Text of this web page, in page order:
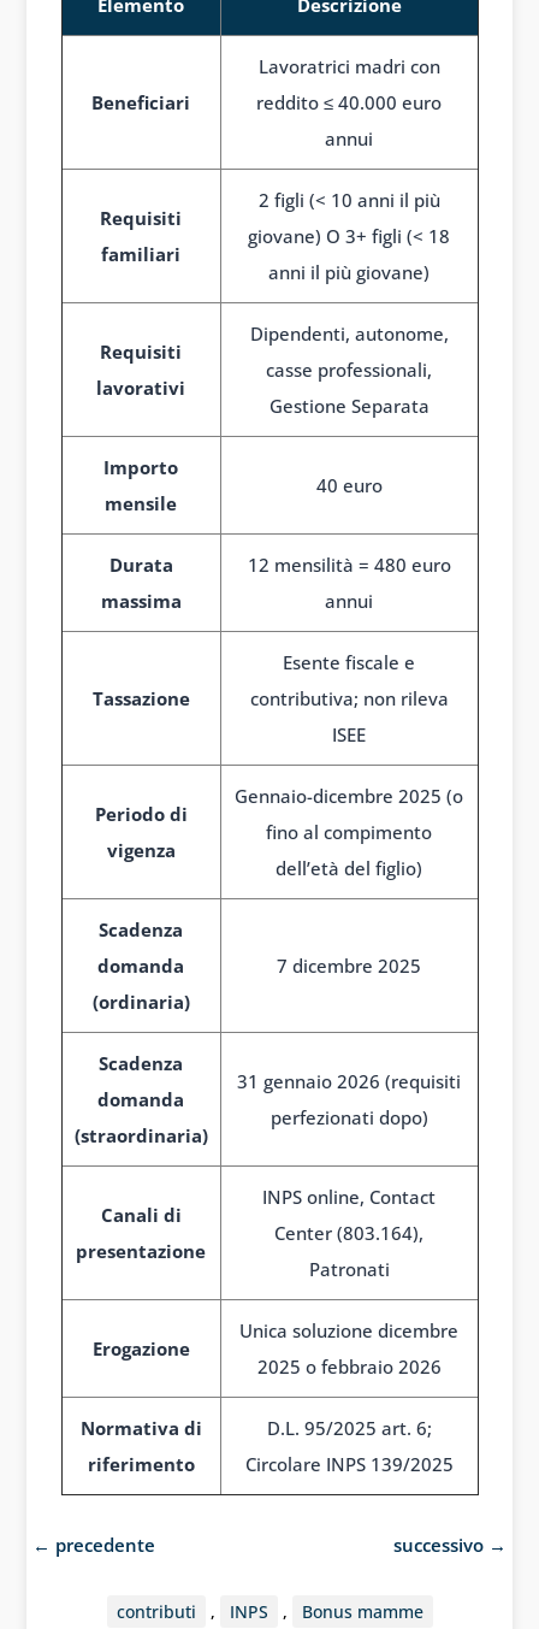
Elemento Descrizione
Beneficiari
Lavoratrici madri con
reddito ≤ 40.000 euro
annui
Requisiti
familiari
2 figli (< 10 anni il più
giovane) O 3+ figli (< 18
anni il più giovane)
Requisiti
lavorativi
Dipendenti, autonome,
casse professionali,
Gestione Separata
Importo
mensile
40 euro
Durata
massima
12 mensilità = 480 euro
annui
Tassazione
Esente fiscale e
contributiva; non rileva
ISEE
Periodo di
vigenza
Gennaio-dicembre 2025 (o
fino al compimento
dell’età del figlio)
Scadenza
domanda
(ordinaria)
7 dicembre 2025
Scadenza
domanda
(straordinaria)
31 gennaio 2026 (requisiti
perfezionati dopo)
Canali di
presentazione
INPS online, Contact
Center (803.164),
Patronati
Erogazione
Unica soluzione dicembre
2025 o febbraio 2026
Normativa di
riferimento
D.L. 95/2025 art. 6;
Circolare INPS 139/2025
← precedente successivo →
contributi , INPS , Bonus mamme